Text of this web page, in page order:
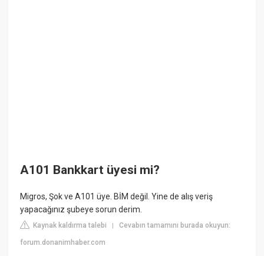
A101 Bankkart üyesi mi?
Migros, Şok ve A101 üye. BİM değil. Yine de alış veriş
yapacağınız şubeye sorun derim.
Kaynak kaldırma talebi |Cevabın tamamını burada okuyun:
forum.donanimhaber.com